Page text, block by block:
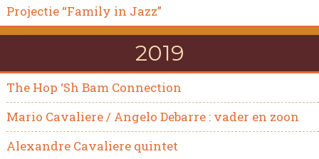
Projectie “Family in Jazz”
2019
The Hop ‘Sh Bam Connection
Mario Cavaliere / Angelo Debarre : vader en zoon
Alexandre Cavaliere quintet